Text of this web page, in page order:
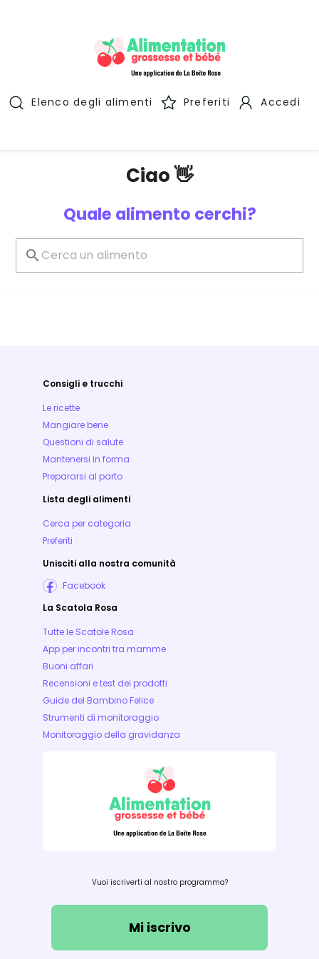
Elenco degli alimenti Preferiti Accedi
Ciao 👋
Quale alimento cerchi?
Consigli e trucchi
Le ricette
Mangiare bene
Questioni di salute
Mantenersi in forma
Prepararsi al parto
Lista degli alimenti
Cerca per categoria
Preferiti
Unisciti alla nostra comunità
Facebook
La Scatola Rosa
Tutte le Scatole Rosa
App per incontri tra mamme
Buoni affari
Recensioni e test dei prodotti
Guide del Bambino Felice
Strumenti di monitoraggio
Monitoraggio della gravidanza
Vuoi iscriverti al nostro programma?
Mi iscrivo